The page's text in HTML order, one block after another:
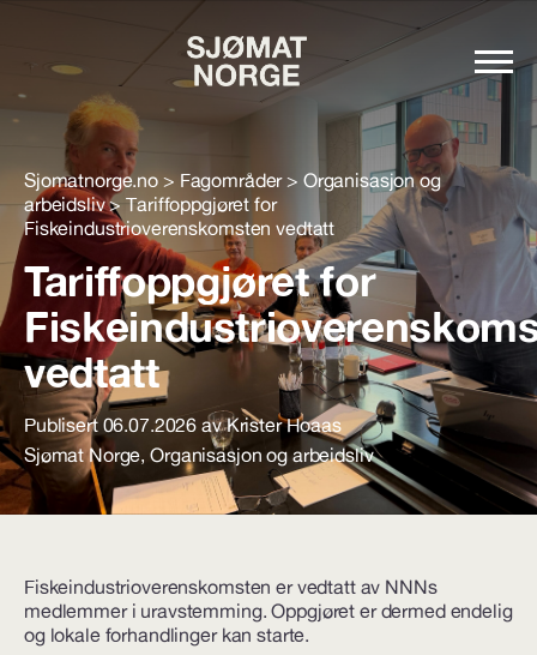
Sjomatnorge.no > Fagområder> Organisasjon og
arbeidsliv>Tariffoppgjøret for
Fiskeindustrioverenskomsten vedtatt
Tariffoppgjøret for
vedtatt
Publisert 06.07.2026 av Krister Hoaas
Sjømat Norge,Organisasjon og arbeidsliv
Fiskeindustrioverenskomsten er vedtatt av NNNs
medlemmer i uravstemming. Oppgjøret er dermed endelig
og lokale forhandlinger kan starte.